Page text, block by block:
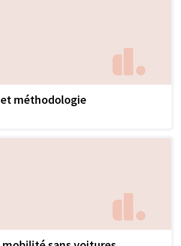
méthodologie